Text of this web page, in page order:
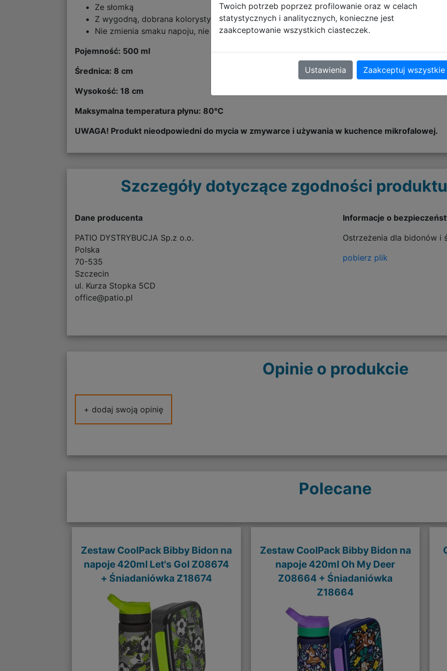
Ze słomką
Z wygodną, dobrana kolorystycznie wstążką
Nie zmienia smaku napoju, nie wydziela toksycznego bisfenolu A(BPA)
Pojemność: 500 ml
Średnica: 8 cm
Wysokość: 18 cm
Maksymalna temperatura płynu: 80°C
UWAGA! Produkt nieodpowiedni do mycia w zmywarce i używania w kuchence mikrofalowej.
Szczegóły dotyczące zgodności
Dane producenta
PATIO DYSTRYBUCJA Sp.z o.o.
Polska
70-535
Szczecin
ul. Kurza Stopka 5CD
office@patio.pl
Informacje o
Ostrzeżenia dla bidonów i
pobierz plik
Opinie o produkcie
+ dodaj swoją opinię
Polecane
Zestaw CoolPack Bibby Bidon na
napoje 420ml Let's Gol Z08674
+ Śniadaniówka Z18674
Zestaw CoolPack Bibby Bidon na
napoje 420ml Oh My Deer
Z08664 + Śniadaniówka
Z18664
Twoich potrzeb poprzez profilowanie oraz w celach
statystycznych i analitycznych, konieczne jest
zaakceptowanie wszystkich ciasteczek.
Ustawienia Zaakceptuj wszystkie